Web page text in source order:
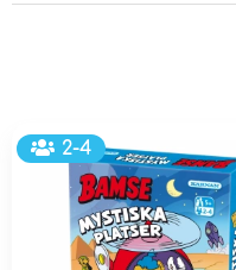
2-4